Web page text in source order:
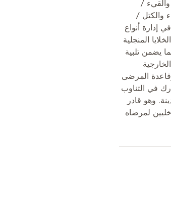
والقيء /
والكتل /
إدارة أنواع
المنجلية
يضمن تلبية
المرضى
في التناوب
وهو قادر
لمرضاه